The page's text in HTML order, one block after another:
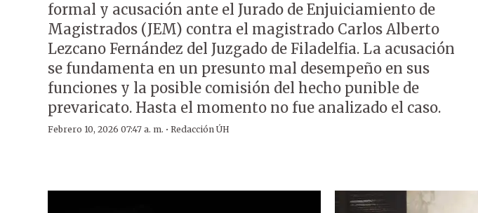
formal y acusación ante el Jurado de Enjuiciamiento de
Magistrados (JEM) contra el magistrado Carlos Alberto
Lezcano Fernández del Juzgado de Filadelfia. La acusación
se fundamenta en un presunto mal desempeño en sus
funciones y la posible comisión del hecho punible de
prevaricato. Hasta el momento no fue analizado el caso.
Febrero 10, 2026 07:47 a. m. · Redacción ÚH